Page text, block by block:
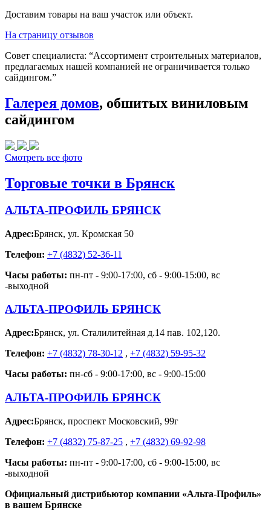
Доставим товары на ваш участок или объект.
На страницу отзывов
Совет специалиста: “Ассортимент строительных материалов,
предлагаемых нашей компанией не ограничивается только
сайдингом.”
Галерея домов, обшитых виниловым
сайдингом
Смотреть все фото
Торговые точки в Брянск
АЛЬТА-ПРОФИЛЬ БРЯНСК
Адрес:Брянск, ул. Кромская 50
Телефон: +7 (4832) 52-36-11
Часы работы: пн-пт - 9:00-17:00, сб - 9:00-15:00, вс
-выходной
АЛЬТА-ПРОФИЛЬ БРЯНСК
Адрес:Брянск, ул. Сталилитейная д.14 пав. 102,120.
Телефон: +7 (4832) 78-30-12 , +7 (4832) 59-95-32
Часы работы: пн-сб - 9:00-17:00, вс - 9:00-15:00
АЛЬТА-ПРОФИЛЬ БРЯНСК
Адрес:Брянск, проспект Московский, 99г
Телефон: +7 (4832) 75-87-25 , +7 (4832) 69-92-98
Часы работы: пн-пт - 9:00-17:00, сб - 9:00-15:00, вс
-выходной
Официальный дистрибьютор компании «Альта-Профиль»
в вашем Брянске